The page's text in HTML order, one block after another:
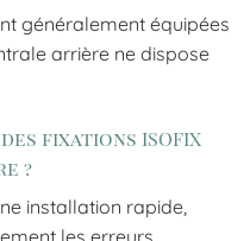
généralement équipées
arrière ne dispose
fixations ISOFIX
?
installation rapide,
les erreurs,